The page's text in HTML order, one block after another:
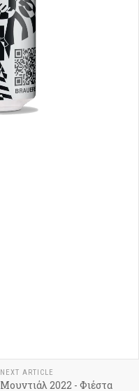
NEXT ARTICLE
Μουντιάλ 2022 - Φιέστα